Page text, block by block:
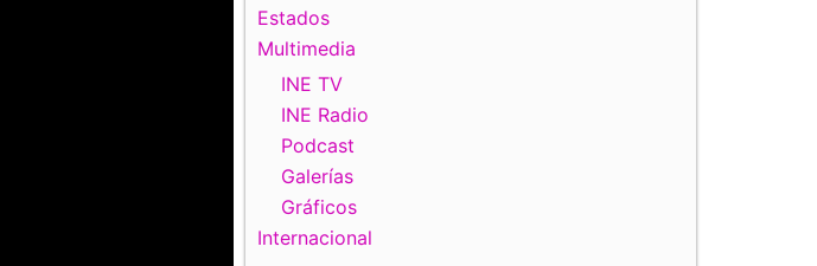
Estados
Multimedia
INE TV
INE Radio
Podcast
Galerías
Gráficos
Internacional